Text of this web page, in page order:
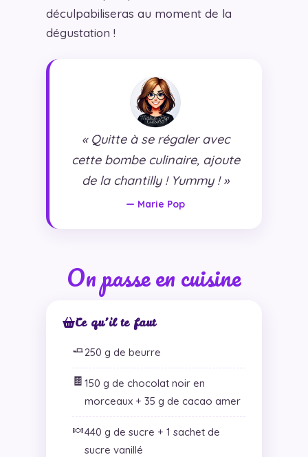
déculpabiliseras au moment de la
dégustation !
« Quitte à se régaler avec
cette bombe culinaire, ajoute
de la chantilly ! Yummy ! »
— Marie Pop
On passe en cuisine
Ce qu’il te faut
🧈250 g de beurre
🍫 150 g de chocolat noir en
morceaux + 35 g de cacao amer
🍬440 g de sucre + 1 sachet de
sucre vanillé